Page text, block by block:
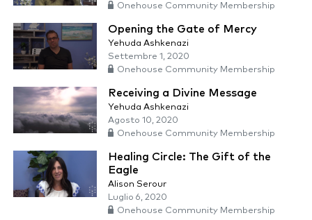
Onehouse Community Membership
Opening the Gate of Mercy
Yehuda Ashkenazi
Settembre 1, 2020
Onehouse Community Membership
Receiving a Divine Message
Yehuda Ashkenazi
Agosto 10, 2020
Onehouse Community Membership
Healing Circle: The Gift of the
Eagle
Alison Serour
Luglio 6, 2020
Onehouse Community Membership